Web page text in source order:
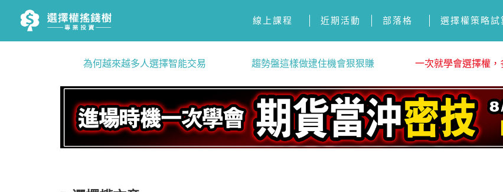
線上課程 近期活動 部落格 選擇權策略試
為何越來越多人選擇智能交易 趨勢盤這樣做逮住機會狠狠賺 一次就學會選擇權，